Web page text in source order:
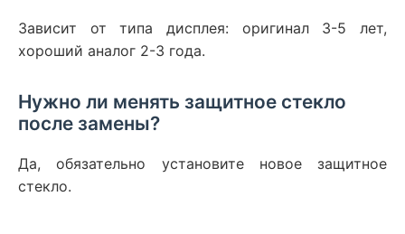
Зависит от типа дисплея: оригинал 3-5 лет,
хороший аналог 2-3 года.
Нужно ли менять защитное стекло
после замены?
Да, обязательно установите новое защитное
стекло.